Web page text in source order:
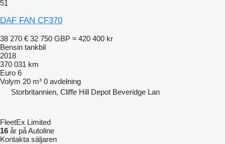
51
DAF FAN CF370
38 270 € 32 750 GBP ≈ 420 400 kr
Bensin tankbil
2018
370 031 km
Euro 6
Volym 20 m³ 0 avdelning
Storbritannien, Cliffe Hill Depot Beveridge Lan
FleetEx Limited
16 år på Autoline
Kontakta säljaren